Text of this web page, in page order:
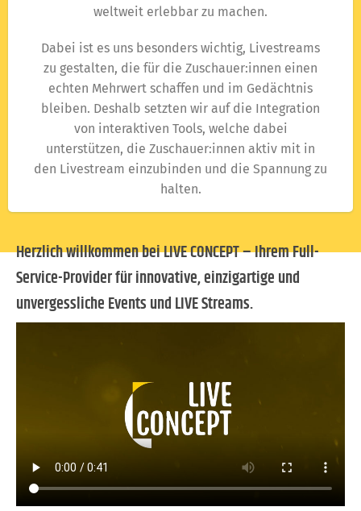
weltweit erlebbar zu machen.
Dabei ist es uns besonders wichtig, Livestreams
zu gestalten, die für die Zuschauer:innen einen
echten Mehrwert schaffen und im Gedächtnis
bleiben. Deshalb setzten wir auf die Integration
von interaktiven Tools, welche dabei
unterstützen, die Zuschauer:innen aktiv mit in
den Livestream einzubinden und die Spannung zu
halten.
Herzlich willkommen bei LIVE CONCEPT – Ihrem Full-
Service-Provider für innovative, einzigartige und
unvergessliche Events und LIVE Streams.